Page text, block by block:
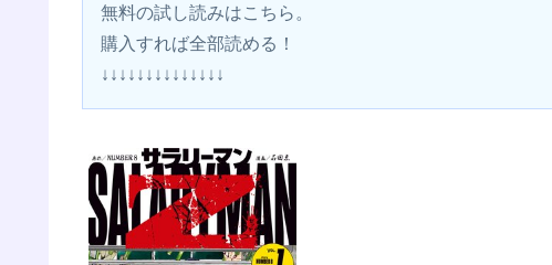
無料の試し読みはこちら。
購入すれば全部読める！
↓↓↓↓↓↓↓↓↓↓↓↓↓↓